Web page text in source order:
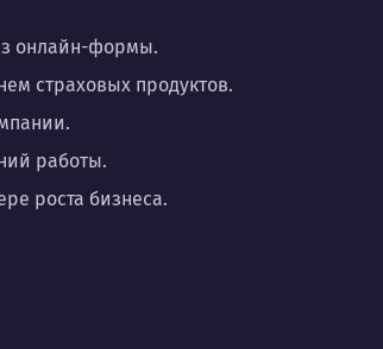
онлайн-формы.
страховых продуктов.
работы.
роста бизнеса.